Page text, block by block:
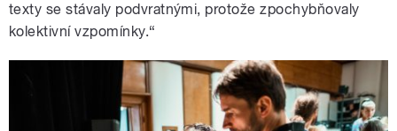
texty se stávaly podvratnými, protože zpochybňovaly
kolektivní vzpomínky.“